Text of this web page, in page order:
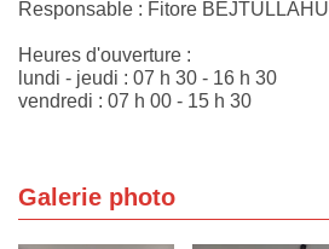
Responsable : Fitore BEJTULLAHU
Heures d'ouverture :
lundi - jeudi : 07 h 30 - 16 h 30​
vendredi : 07 h 00 - 15 h 30
Galerie photo